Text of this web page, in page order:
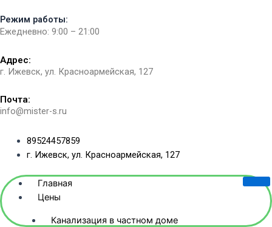
к
содержимому
Режим работы:
Ежедневно: 9:00 – 21:00
Адрес:
г. Ижевск, ул. Красноармейская, 127​
Почта:
info@mister-s.ru
89524457859
г. Ижевск, ул. Красноармейская, 127
Главная
Цены
Канализация в частном доме